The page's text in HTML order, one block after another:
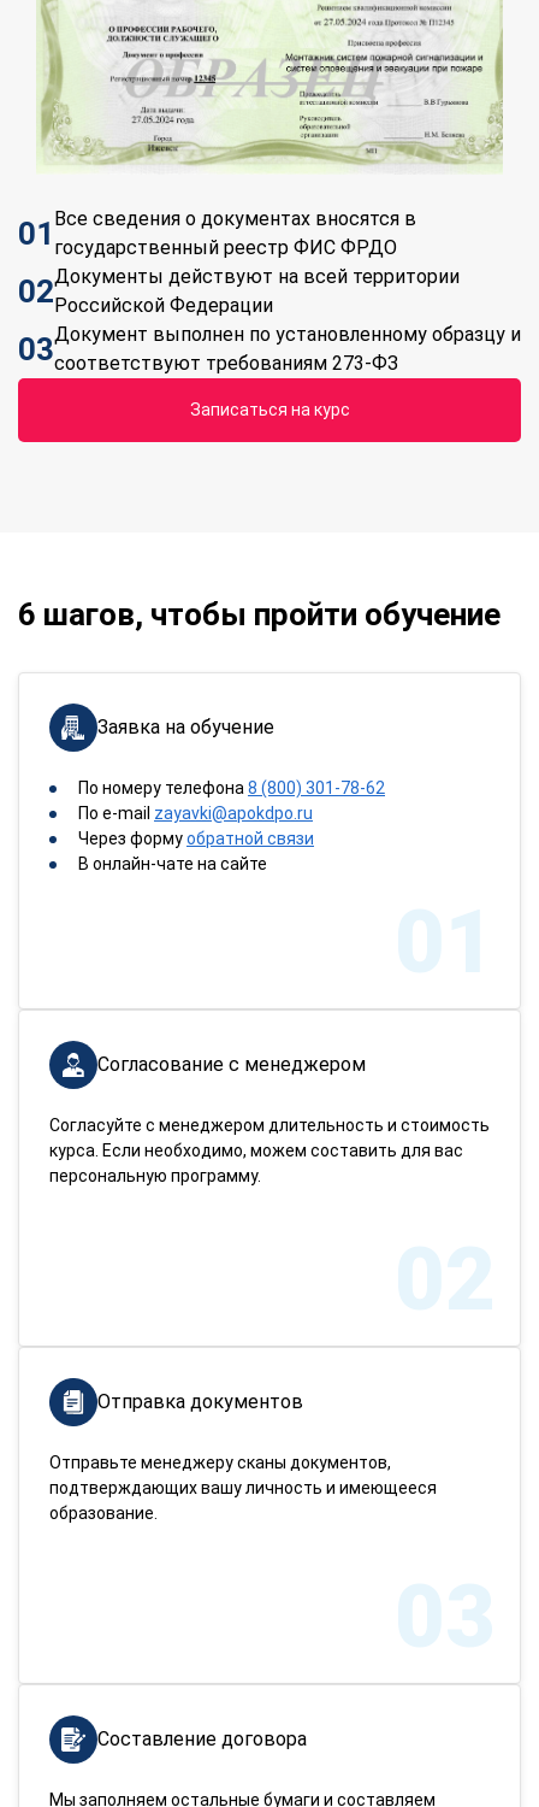
01 Все сведения о документах вносятся в
государственный реестр ФИС ФРДО
02Документы действуют на всей территории
Российской Федерации
03Документ выполнен по установленному образцу и
соответствуют требованиям 273-ФЗ
Записаться на курс
6 шагов, чтобы пройти обучение
Заявка на обучение
По номеру телефона 8 (800) 301-78-62
По e-mail zayavki@apokdpo.ru
Через формуобратной связи
В онлайн-чате на сайте
01
Согласование с менеджером
Согласуйте с менеджером длительность и стоимость
курса. Если необходимо, можем составить для вас
персональную программу.
02
Отправка документов
Отправьте менеджеру сканы документов,
подтверждающих вашу личность и имеющееся
образование.
03
Составление договора
Мы заполняем остальные бумаги и составляем